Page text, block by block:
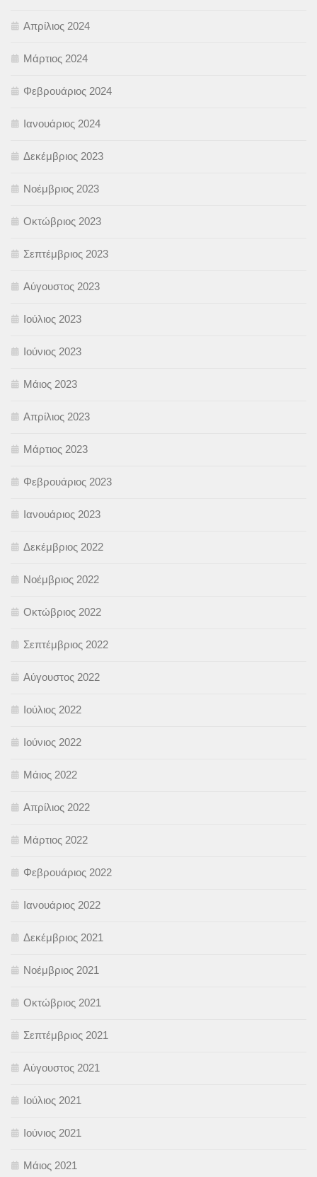
Απρίλιος 2024
Μάρτιος 2024
Φεβρουάριος 2024
Ιανουάριος 2024
Δεκέμβριος 2023
Νοέμβριος 2023
Οκτώβριος 2023
Σεπτέμβριος 2023
Αύγουστος 2023
Ιούλιος 2023
Ιούνιος 2023
Μάιος 2023
Απρίλιος 2023
Μάρτιος 2023
Φεβρουάριος 2023
Ιανουάριος 2023
Δεκέμβριος 2022
Νοέμβριος 2022
Οκτώβριος 2022
Σεπτέμβριος 2022
Αύγουστος 2022
Ιούλιος 2022
Ιούνιος 2022
Μάιος 2022
Απρίλιος 2022
Μάρτιος 2022
Φεβρουάριος 2022
Ιανουάριος 2022
Δεκέμβριος 2021
Νοέμβριος 2021
Οκτώβριος 2021
Σεπτέμβριος 2021
Αύγουστος 2021
Ιούλιος 2021
Ιούνιος 2021
Μάιος 2021